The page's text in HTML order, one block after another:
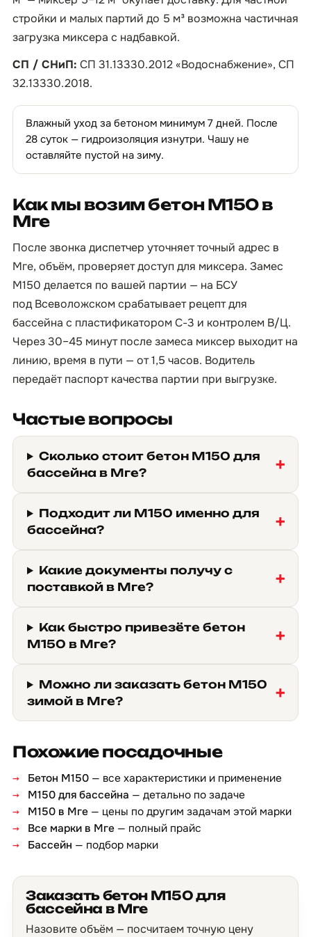
стройки и малых партий до 5 м³ возможна частичная
загрузка миксера с надбавкой.
СП / СНиП: СП 31.13330.2012 «Водоснабжение», СП
32.13330.2018.
Влажный уход за бетоном минимум 7 дней. После
28 суток — гидроизоляция изнутри. Чашу не
оставляйте пустой на зиму.
Как мы возим бетон М150 в
Мге
После звонка диспетчер уточняет точный адрес в
Мге, объём, проверяет доступ для миксера. Замес
М150 делается по вашей партии — на БСУ
под Всеволожском срабатывает рецепт для
бассейна с пластификатором С-3 и контролем В/Ц.
Через 30–45 минут после замеса миксер выходит на
линию, время в пути — от 1,5 часов. Водитель
передаёт паспорт качества партии при выгрузке.
Частые вопросы
Сколько стоит бетон М150 для
бассейна в Мге?
Подходит ли М150 именно для
бассейна?
Какие документы получу с
поставкой в Мге?
Как быстро привезёте бетон
М150 в Мге?
Можно ли заказать бетон М150
зимой в Мге?
Похожие посадочные
Бетон М150 — все характеристики и применение
М150 для бассейна — детально по задаче
М150 в Мге — цены по другим задачам этой марки
Все марки в Мге — полный прайс
Бассейн — подбор марки
Заказать бетон М150 для
бассейна в Мге
Назовите объём — посчитаем точную цену